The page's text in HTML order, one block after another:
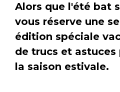
Alors que l'été bat
vous réserve une
édition spéciale
de trucs et
la saison estivale.